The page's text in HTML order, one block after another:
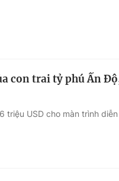
con trai tỷ phú Ấn
triệu USD cho màn trình